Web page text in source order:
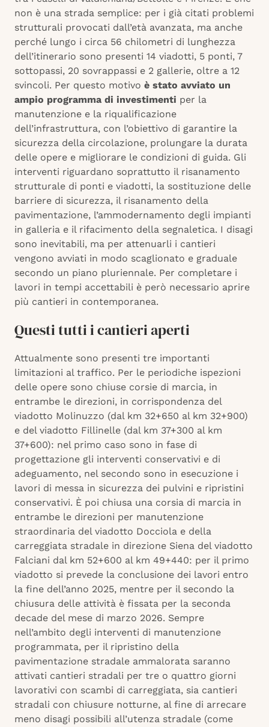
non è una strada semplice: per i già citati problemi
strutturali provocati dall’età avanzata, ma anche
perché lungo i circa 56 chilometri di lunghezza
dell’itinerario sono presenti 14 viadotti, 5 ponti, 7
sottopassi, 20 sovrappassi e 2 gallerie, oltre a 12
svincoli. Per questo motivo è stato avviato un
ampio programma di investimenti per la
manutenzione e la riqualificazione
dell’infrastruttura, con l’obiettivo di garantire la
sicurezza della circolazione, prolungare la durata
delle opere e migliorare le condizioni di guida. Gli
interventi riguardano soprattutto il risanamento
strutturale di ponti e viadotti, la sostituzione delle
barriere di sicurezza, il risanamento della
pavimentazione, l’ammodernamento degli impianti
in galleria e il rifacimento della segnaletica. I disagi
sono inevitabili, ma per attenuarli i cantieri
vengono avviati in modo scaglionato e graduale
secondo un piano pluriennale. Per completare i
lavori in tempi accettabili è però necessario aprire
più cantieri in contemporanea.
Questi tutti i cantieri aperti
Attualmente sono presenti tre importanti
limitazioni al traffico. Per le periodiche ispezioni
delle opere sono chiuse corsie di marcia, in
entrambe le direzioni, in corrispondenza del
viadotto Molinuzzo (dal km 32+650 al km 32+900)
e del viadotto Fillinelle (dal km 37+300 al km
37+600): nel primo caso sono in fase di
progettazione gli interventi conservativi e di
adeguamento, nel secondo sono in esecuzione i
lavori di messa in sicurezza dei pulvini e ripristini
conservativi. È poi chiusa una corsia di marcia in
entrambe le direzioni per manutenzione
straordinaria del viadotto Docciola e della
carreggiata stradale in direzione Siena del viadotto
Falciani dal km 52+600 al km 49+440: per il primo
viadotto si prevede la conclusione dei lavori entro
la fine dell’anno 2025, mentre per il secondo la
chiusura delle attività è fissata per la seconda
decade del mese di marzo 2026. Sempre
nell’ambito degli interventi di manutenzione
programmata, per il ripristino della
pavimentazione stradale ammalorata saranno
attivati cantieri stradali per tre o quattro giorni
lavorativi con scambi di carreggiata, sia cantieri
stradali con chiusure notturne, al fine di arrecare
meno disagi possibili all’utenza stradale (come